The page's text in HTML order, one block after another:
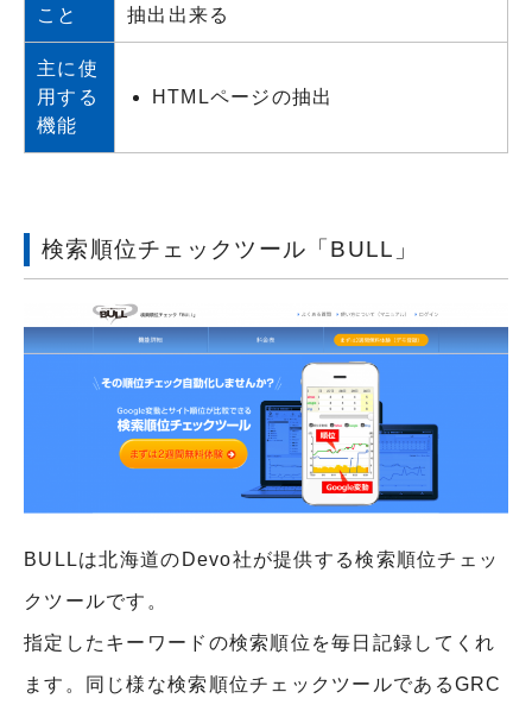
こと
抽出出来る
主に使
用する
機能
HTMLページの抽出
検索順位チェックツール「BULL」
BULLは北海道のDevo社が提供する検索順位チェッ
クツールです。
指定したキーワードの検索順位を毎日記録してくれ
ます。同じ様な検索順位チェックツールであるGRC